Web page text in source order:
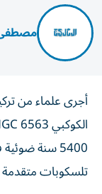
أجرى علماء من
5400 سنة
تلسكوبات متقدمة